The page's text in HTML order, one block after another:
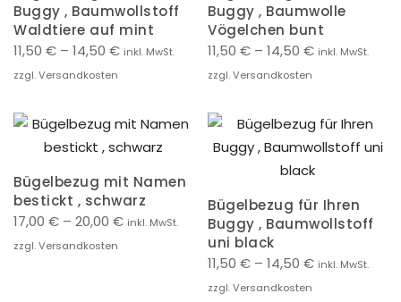
Buggy , Baumwollstoff
Waldtiere auf mint
11,50 € – 14,50 € inkl. MwSt.
zzgl. Versandkosten
Buggy , Baumwolle
Vögelchen bunt
11,50 € – 14,50 € inkl. MwSt.
zzgl. Versandkosten
Bügelbezug mit Namen
bestickt , schwarz
17,00 € – 20,00 € inkl. MwSt.
zzgl. Versandkosten
Bügelbezug für Ihren
Buggy , Baumwollstoff
uni black
11,50 € – 14,50 € inkl. MwSt.
zzgl. Versandkosten